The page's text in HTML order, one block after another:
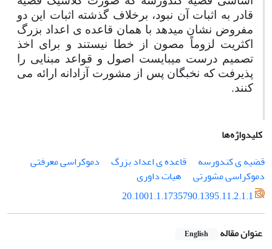
قادر به اثبات آن نبود، برخلاف گذشته اثبات این دو
مفروض نشان میدهد با همان قاعده­ ی اعداد بزرگ
اکثریت لزوماً مصون از خطا نیستند و برای اخذ
تصمیم درست میبایست اصول و قواعد مبنایی را
پذیرفت که نخبگان پس از مشورت آزادانه ارائه می
کنند.
کلیدواژه‌ها
قضیه ی کندورسه
قاعده ی اعداد بزرگ
دموکراسی معرفتی
دموکراسی مشورتی
هیات داوری
20.1001.1.1735790.1395.11.2.1.1
عنوان مقاله English